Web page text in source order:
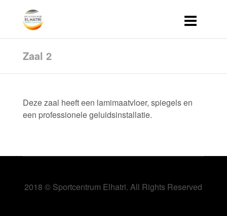
Zaal 2
Deze zaal heeft een lamimaatvloer, spiegels en
een professionele geluidsinstallatie.
2018 © Sportcentrum Elhatri. All Rights Reserved